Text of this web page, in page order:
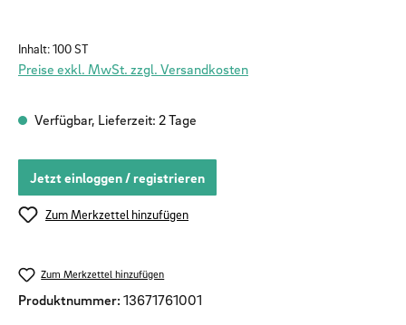
Inhalt:100 ST
Preise exkl. MwSt. zzgl. Versandkosten
Verfügbar, Lieferzeit: 2 Tage
Jetzt einloggen / registrieren
Zum Merkzettel hinzufügen
Zum Merkzettel hinzufügen
Produktnummer: 13671761001